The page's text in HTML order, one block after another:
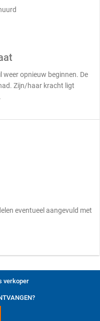
weer opnieuw beginnen. De
Zijn/haar kracht ligt
eventueel aangevuld met
verkoper